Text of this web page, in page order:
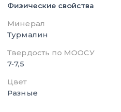
Физические свойства
Минерал
Турмалин
Твердость по МООСУ
7-7,5
Цвет
Разные